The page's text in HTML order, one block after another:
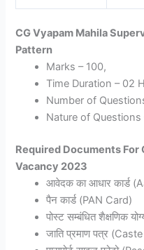
CG Vyapam Mahila
Pattern
Marks – 100,
Time Duration – 02
Number of
Nature of Questions
Required Documents For
Vacancy 2023
आवेदक का आधार कार्ड
पैन कार्ड (PAN Card)
पोस्ट सम्बंधित शैक्षणिक
जाति प्रमाण पत्र